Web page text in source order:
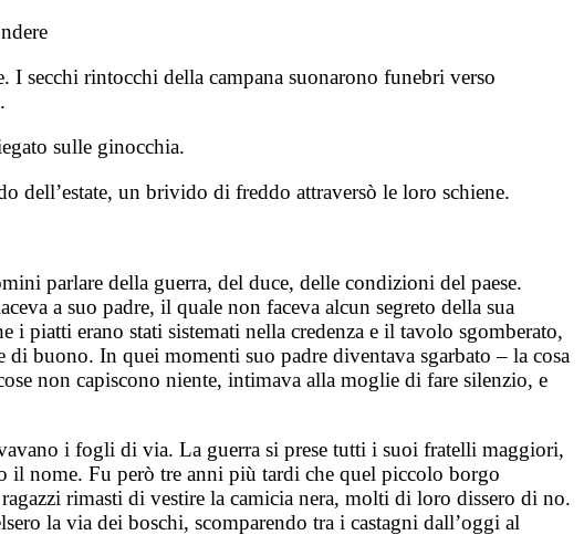
I secchi rintocchi della campana suonarono funebri verso
sulle ginocchia.
dell’estate, un brivido di freddo attraversò le loro schiene.
parlare della guerra, del duce, delle condizioni del paese.
a suo padre, il quale non faceva alcun segreto della sua
i piatti erano stati sistemati nella credenza e il tavolo sgomberato,
di buono. In quei momenti suo padre diventava sgarbato – la cosa
non capiscono niente, intimava alla moglie di fare silenzio, e
i fogli di via. La guerra si prese tutti i suoi fratelli maggiori,
il nome. Fu però tre anni più tardi che quel piccolo borgo
rimasti di vestire la camicia nera, molti di loro dissero di no.
la via dei boschi, scomparendo tra i castagni dall’oggi al